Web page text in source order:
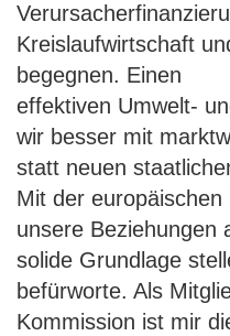
Kreislaufwirtschaft
begegnen. Einen
effektiven Umwelt-
wir besser mit
statt neuen
Mit der
unsere Beziehungen
solide Grundlage
befürworte. Als
Kommission ist mir